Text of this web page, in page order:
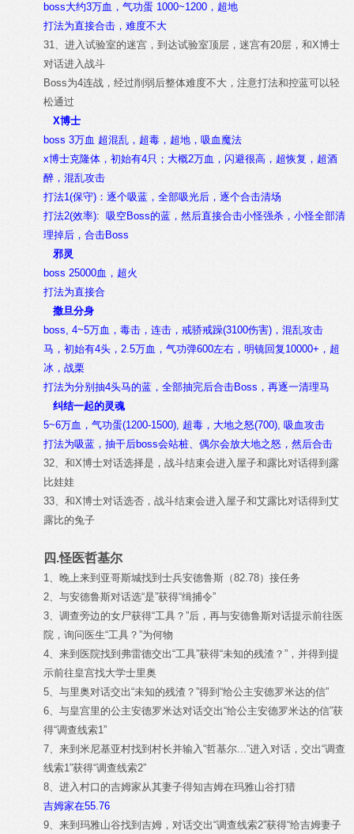
boss大约3万血，气功蛋 1000~1200，超地
打法为直接合击，难度不大
31、进入试验室的迷宫，到达试验室顶层，迷宫有20层，和X博士
对话进入战斗
Boss为4连战，经过削弱后整体难度不大，注意打法和控蓝可以轻
松通过
X博士
boss 3万血 超混乱，超毒，超地，吸血魔法
x博士克隆体，初始有4只；大概2万血，闪避很高，超恢复，超酒
醉，混乱攻击
打法1(保守)：逐个吸蓝，全部吸光后，逐个合击清场
打法2(效率): 吸空Boss的蓝，然后直接合击小怪强杀，小怪全部清
理掉后，合击Boss
邪灵
boss 25000血，超火
打法为直接合
撒旦分身
boss, 4~5万血，毒击，连击，戒骄戒躁(3100伤害)，混乱攻击
马，初始有4头，2.5万血，气功弹600左右，明镜回复10000+，超
冰，战栗
打法为分别抽4头马的蓝，全部抽完后合击Boss，再逐一清理马
纠结一起的灵魂
5~6万血，气功蛋(1200-1500), 超毒，大地之怒(700), 吸血攻击
打法为吸蓝，抽干后boss会站桩、偶尔会放大地之怒，然后合击
32、和X博士对话选择是，战斗结束会进入屋子和露比对话得到露
比娃娃
33、和X博士对话选否，战斗结束会进入屋子和艾露比对话得到艾
露比的兔子
四.怪医哲基尔
1、晚上来到亚哥斯城找到士兵安德鲁斯（82.78）接任务
2、与安德鲁斯对话选“是”获得“缉捕令”
3、调查旁边的女尸获得“工具？”后，再与安德鲁斯对话提示前往医
院，询问医生“工具？”为何物
4、来到医院找到弗雷德交出“工具”获得“未知的残渣？”，并得到提
示前往皇宫找大学士里奥
5、与里奥对话交出“未知的残渣？”得到“给公主安德罗米达的信”
6、与皇宫里的公主安德罗米达对话交出“给公主安德罗米达的信”获
得“调查线索1”
7、来到米尼基亚村找到村长并输入“哲基尔...”进入对话，交出“调查
线索1”获得“调查线索2”
8、进入村口的吉姆家从其妻子得知吉姆在玛雅山谷打猎
吉姆家在55.76
9、来到玛雅山谷找到吉姆，对话交出“调查线索2”获得“给吉姆妻子